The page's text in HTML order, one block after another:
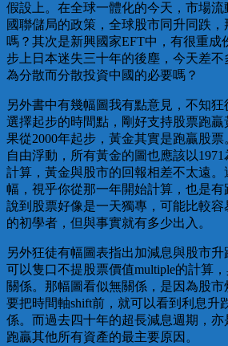
假設上。在全球一體化的今天，市場
國聯儲局的政策，全球股市同升同跌
嗎？其次是新興國家EFT中，有很重成
步上日本迷失三十年的後塵，今天差
為分散而分散投資中國的必要嗎？
另外書中有幾幅圖我有點意見，不知
選擇起步的時間點，剛好支持股票跑
果從2000年起步，黃金其實是跑贏股
自由浮動，所有黃金的圖也應該以
計算，黃金與股市的回報相差不太遠
幅，視乎你從那一年開始計算，也是
說到股票好像是一天獨專，可能比較
的初學者，但與事實就有多少出入。
另外狂徒有幅圖表指出加減息與股市
可以隻口不提股票價值multiple的計算，
關係。那幅圖看似無關係，是因為股市
要把時間軸shift前，就可以看到利息升
係。而過去四十年的超長減息週期，
跑贏其他所有資產的最主要原因。